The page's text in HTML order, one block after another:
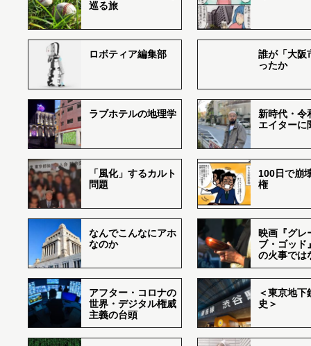
巡る旅
ロボティア編集部
誰が「大阪
ったか
ラブホテルの地理学
新時代・令
エイターに
「風化」するカルト
問題
100日で崩
権
なんでこんなにアホ
なのか
映画『グレ
ブ・ゴッド
の火事では
アフター・コロナの
世界・デジタル権威
主義の台頭
＜東京地下
史＞